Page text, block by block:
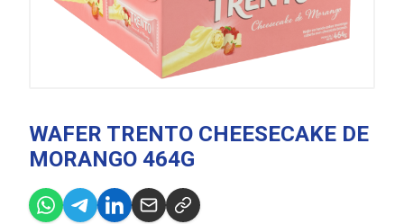
WAFER TRENTO CHEESECAKE DE
MORANGO 464G